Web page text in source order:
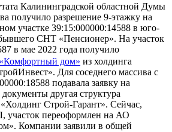
Калининградской областной Думы
получило разрешение 9-этажку на
участке 39:15:000000:14588 в юго-
СНТ «Пенсионер». На участок
в мае 2022 года получило
дом» из холдинга
Для соседнего массива с
подавала заявку на
другая структура
Строй-Гарант». Сейчас,
участок переоформлен на АО
Компании заявили в общей